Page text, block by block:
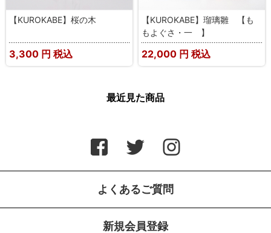
【KUROKABE】桜の木
3,300 円 税込
【KUROKABE】瑠璃雛 【も
もよぐさ・一 】
22,000 円 税込
最近見た商品
よくあるご質問
新規会員登録